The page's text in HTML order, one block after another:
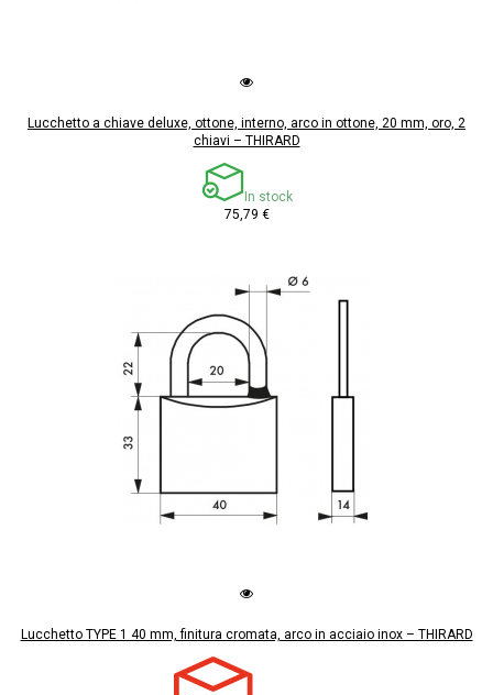
Lucchetto a chiave deluxe, ottone, interno, arco in ottone, 20 mm, oro, 2
chiavi – THIRARD
In stock
75,79 €
Lucchetto TYPE 1 40 mm, finitura cromata, arco in acciaio inox – THIRARD